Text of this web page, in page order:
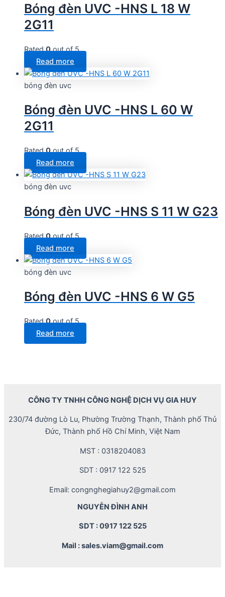
Bóng đèn UVC -HNS L 18 W
2G11
Rated0out of 5
Read more
bóng đèn uvc
Bóng đèn UVC -HNS L 60 W
2G11
Rated0out of 5
Read more
bóng đèn uvc
Bóng đèn UVC -HNS S 11 W G23
Rated0out of 5
Read more
bóng đèn uvc
Bóng đèn UVC -HNS 6 W G5
Rated0out of 5
Read more
CÔNG TY TNHH CÔNG NGHỆ DỊCH VỤ GIA HUY
230/74 đường Lò Lu, Phường Trường Thạnh, Thành phố Thủ
Đức, Thành phố Hồ Chí Minh, Việt Nam
MST : 0318204083
SDT : 0917 122 525
Email: congnghegiahuy2@gmail.com
NGUYỄN ĐÌNH ANH
SDT : 0917 122 525
Mail : sales.viam@gmail.com